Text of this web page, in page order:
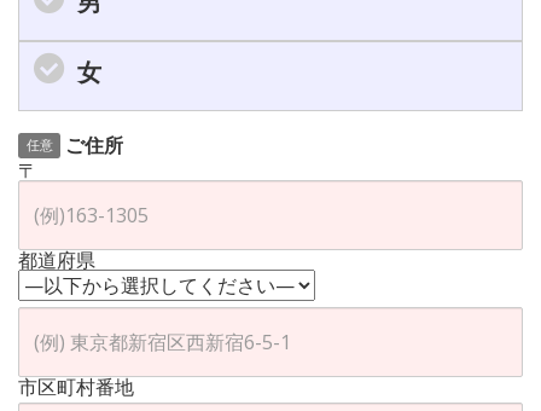
女
任意
ご住所
〒
都道府県
市区町村番地